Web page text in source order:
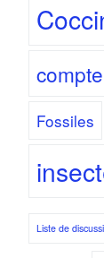
Fossiles
Liste de